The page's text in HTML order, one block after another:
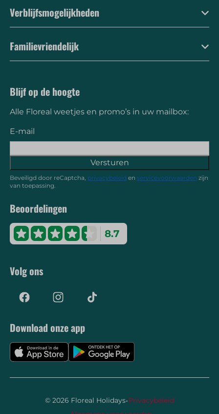
Verblijfsmogelijkheden
Familievriendelijk
Blijf op de hoogte
Alle Floreal weetjes en promo’s in uw mailbox:
E-mail
Versturen
Beveiligd door reCaptcha, privacybeleid en servicevoorwaarden zijn
van toepassing.
Beoordelingen
8.7
Volg ons
Download onze app
© 2026 Floreal Holidays·Privacybeleid